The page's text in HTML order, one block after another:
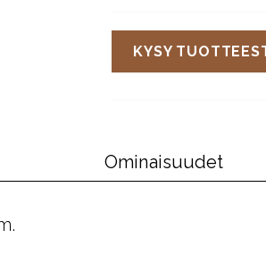
KYSY
Ominaisuudet